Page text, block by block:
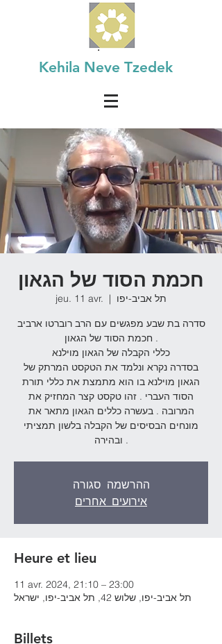
Kehila Neve Tzedek
חכמת הסוד של הגאון
jeu. 11 avr.
  |
תל אביב-יפו
סדרה בת שבע מפגשים עם הרב רוברטו ארביב
חכמת הסוד של הגאון .
כללי הקבלה של הגאון מוילנא
בסדרה נקרא ונלמד את הטקסט המרתק של
הגאון מוילנא בו הוא מתמצת את כללי תורת
הסוד העברי . זהו טקסט קצר המחזיק את
המרובה . בעשרה כללים הגאון מתאר את
מונחים הבסיסים של הקבלה בלשון תמציתי
ובהירה .
ההרשמה סגורה
אירועים אחרים
Heure et lieu
11 avr. 2024, 21:10 – 23:00
תל אביב-יפו, שלוש 42, תל אביב-יפו, ישראל
Billets